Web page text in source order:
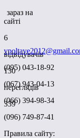
зараз на
сайті
6
відвідувачів
130
переглядів
339
(095) 043-18-92
(067) 943-04-13
(066) 394-98-34
(096) 749-87-41
Правила сайту: